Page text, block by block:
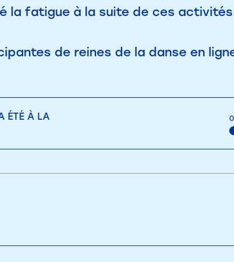
la fatigue à la suite de ces
de reines de la danse en
ÉTÉ À LA